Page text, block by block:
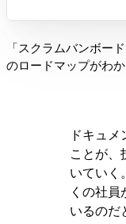
「スクラムバンボー
のロードマップがわ
ドキュメ
ことが、
いていく
くの社
いるのだ